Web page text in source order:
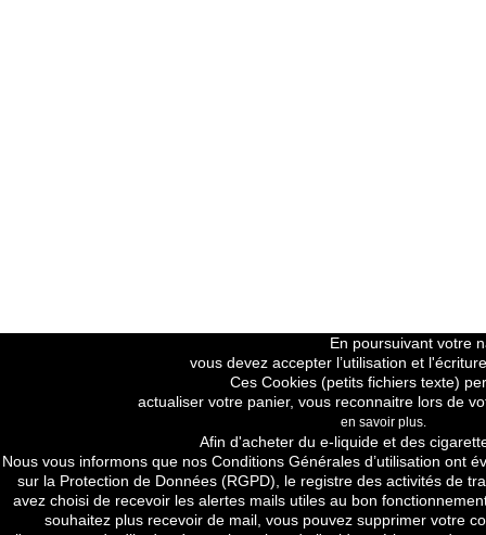
En poursuivant votre
vous devez accepter l’utilisation et
Ces Cookies (petits fichiers texte)
actualiser votre panier, vous reconnaitre lors de
en savoir plus.
Afin d'acheter du e-liquide et des
Nous vous informons que nos Conditions Générales d’utilisation ont
sur la Protection de Données (RGPD), le registre des activités de
avez choisi de recevoir les alertes mails utiles au bon
souhaitez plus recevoir de mail, vous pouvez supprimer votre